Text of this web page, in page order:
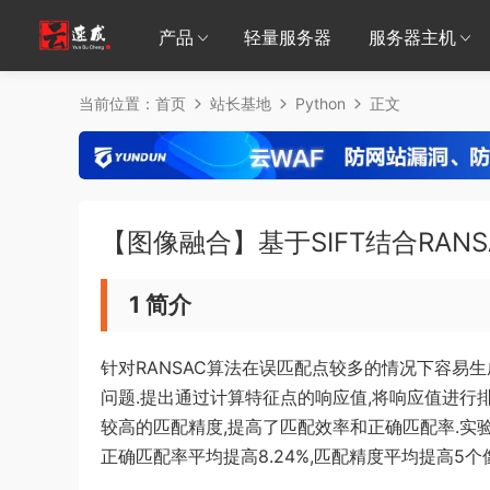
产品 轻量服务器 服务器主机
当前位置： 首页 站长基地 Python 正文
【图像融合】基于SIFT结合
1 简介
针对RANSAC算法在误匹配点较多的情况下容易
问题.提出通过计算特征点的响应值,将响应值进行
较高的匹配精度,提高了匹配效率和正确匹配率.实
正确匹配率平均提高8.24%,匹配精度平均提高5个